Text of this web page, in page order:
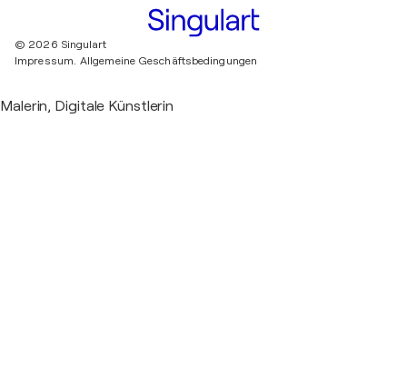
© 2026 Singulart
Impressum. Allgemeine Geschäftsbedingungen
Malerin, Digitale Künstlerin